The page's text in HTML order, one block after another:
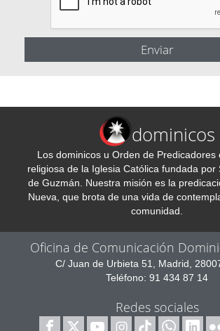
dominicos
Los dominicos u Orden de Predicadores
religiosa de la Iglesia Católica fundada por
de Guzmán. Nuestra misión es la
Nueva, que brota de una vida de
comunidad.
Oficina de Comunicación
C/ Juan de Urbieta 51, Madrid,
Teléfono: 91 434 87 14
Redes sociales